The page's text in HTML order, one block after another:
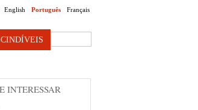
English Português Français
this site
INTERESSAR